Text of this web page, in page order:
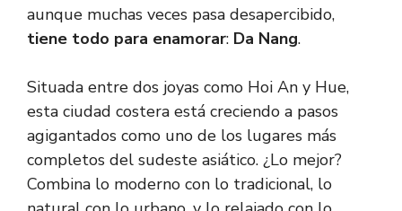
aunque muchas veces pasa desapercibido,
tiene todo para enamorar: Da Nang.
Situada entre dos joyas como Hoi An y Hue,
esta ciudad costera está creciendo a pasos
agigantados como uno de los lugares más
completos del sudeste asiático. ¿Lo mejor?
Combina lo moderno con lo tradicional, lo